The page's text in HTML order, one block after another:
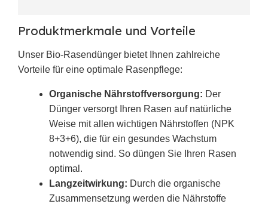
Produktmerkmale und Vorteile
Unser Bio-Rasendünger bietet Ihnen zahlreiche
Vorteile für eine optimale Rasenpflege:
Organische Nährstoffversorgung: Der
Dünger versorgt Ihren Rasen auf natürliche
Weise mit allen wichtigen Nährstoffen (NPK
8+3+6), die für ein gesundes Wachstum
notwendig sind. So düngen Sie Ihren Rasen
optimal.
Langzeitwirkung: Durch die organische
Zusammensetzung werden die Nährstoffe